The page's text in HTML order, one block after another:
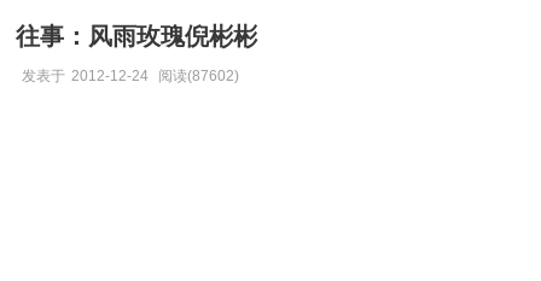
往事：风雨玫瑰倪彬彬
发表于 2012-12-24 阅读(87602)